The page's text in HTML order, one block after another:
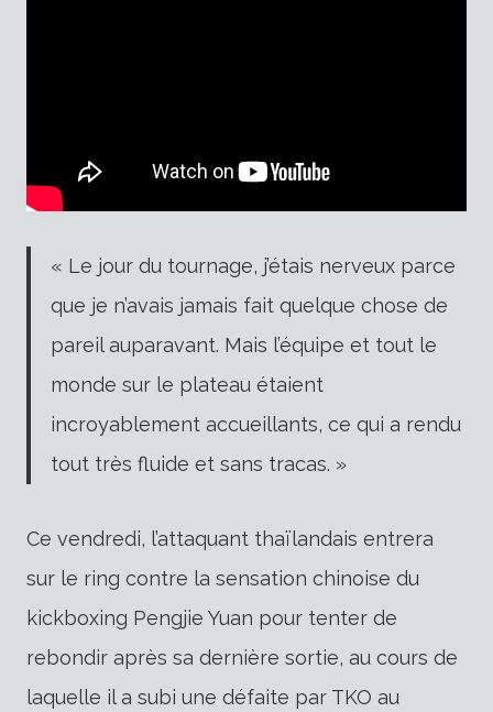
« Le jour du tournage, j’étais nerveux parce
que je n’avais jamais fait quelque chose de
pareil auparavant. Mais l’équipe et tout le
monde sur le plateau étaient
incroyablement accueillants, ce qui a rendu
tout très fluide et sans tracas. »
Ce vendredi, l’attaquant thaïlandais entrera
sur le ring contre la sensation chinoise du
kickboxing Pengjie Yuan pour tenter de
rebondir après sa dernière sortie, au cours de
laquelle il a subi une défaite par TKO au